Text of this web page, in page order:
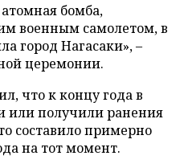
атомная бомба,
военным самолетом, в
город Нагасаки», –
церемонии.
что к концу года в
или получили ранения
составило примерно
на тот момент.